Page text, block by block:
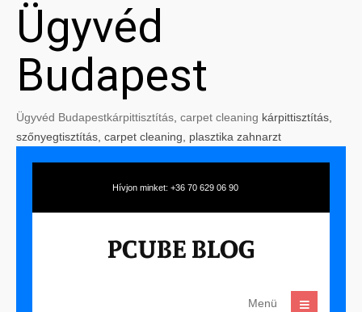
Ügyvéd
Budapest
Ügyvéd Budapestkárpittisztítás carpet cleaning kárpittisztítás,
szőnyegtisztítás, carpet cleaning, plasztika zahnarzt
Hívjon minket: +36 70 629 06 90
Menü